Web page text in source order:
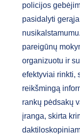
policijos
pasidalyti
pareigūnų
organizuotu ir
efektyviai rinkti,
reikšmingą
rankų pėdsakų
įranga, skirta